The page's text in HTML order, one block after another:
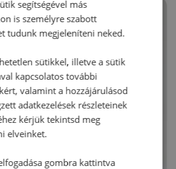
segítségével más
is személyre szabott
tudunk megjeleníteni neked.
sütikkel, illetve a sütik
kapcsolatos további
valamint a hozzájárulásod
adatkezelések részleteinek
kérjük tekintsd meg
elveinket.
gombra kattintva